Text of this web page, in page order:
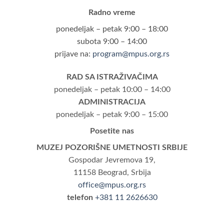
Radno vreme
ponedeljak – petak 9:00 – 18:00
subota 9:00 – 14:00
prijave na: program@mpus.org.rs
RAD SA ISTRAŽIVAČIMA
ponedeljak – petak 10:00 – 14:00
ADMINISTRACIJA
ponedeljak – petak 9:00 – 15:00
Posetite nas
MUZEJ POZORIŠNE UMETNOSTI SRBIJE
Gospodar Jevremova 19,
11158 Beograd, Srbija
office@mpus.org.rs
telefon +381 11 2626630